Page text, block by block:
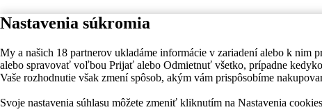
Nastavenia súkromia
My a našich 18 partnerov ukladáme informácie v zariadení alebo k nim
alebo spravovať voľbou Prijať alebo Odmietnuť všetko, prípadne
Vaše rozhodnutie však zmení spôsob, akým vám prispôsobíme
Svoje nastavenia súhlasu môžete zmeniť kliknutím na Nastavenia